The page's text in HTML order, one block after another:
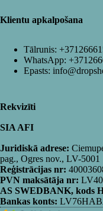
Klientu apkalpošana
Tālrunis:
WhatsApp:
Epasts:
Rekvizīti
SIA AFI
Juridiskā adrese:
pag., Ogres nov., LV-5001
Reģistrācijas nr:
PVN maksātāja nr:
AS SWEDBANK, kods
Bankas konts: